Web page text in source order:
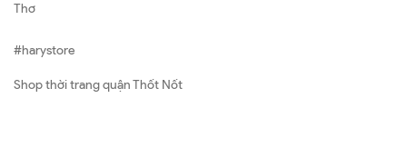
Thơ
#harystore
Shop thời trang quận Thốt Nốt